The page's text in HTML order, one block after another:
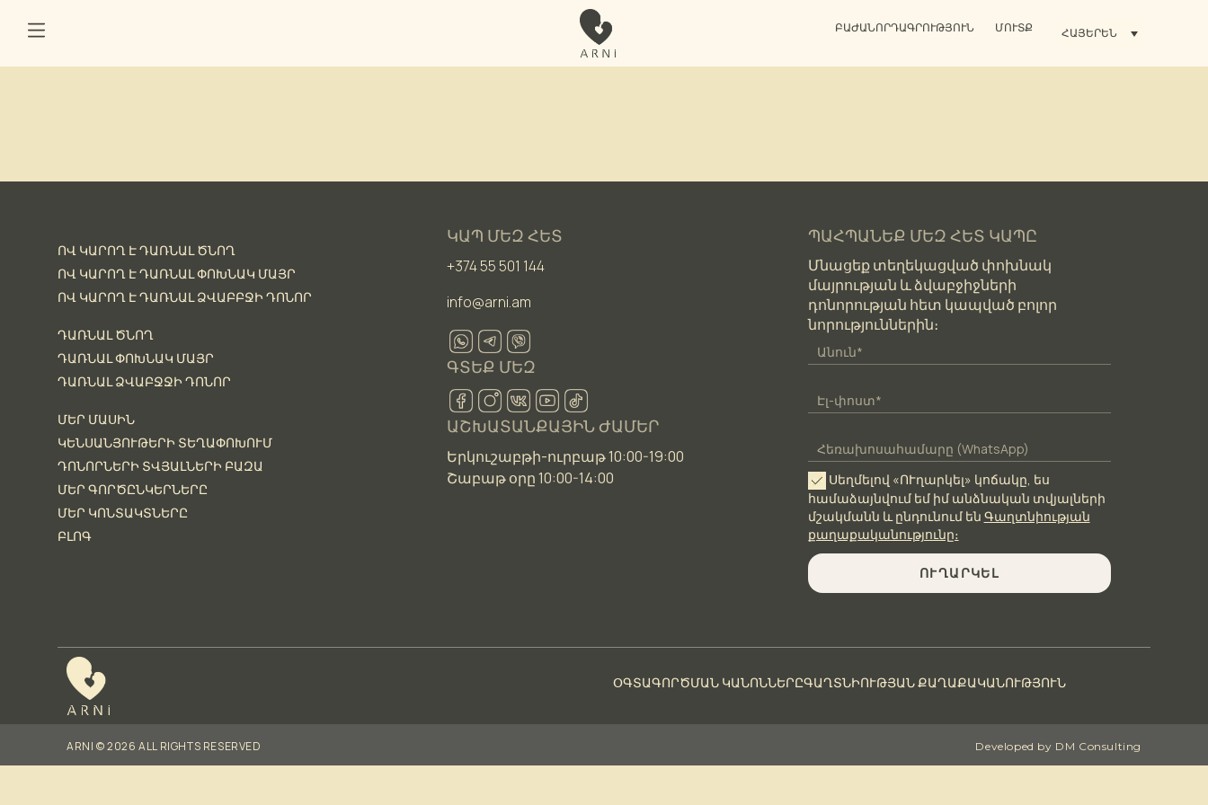
ԲԱԺԱՆՈՐԴԱԳՐՈՒԹՅՈՒՆ ՄՈՒՏՔ ՀԱՅԵՐԵՆ
ՈՎ ԿԱՐՈՂ Է ԴԱՌՆԱԼ ԾՆՈՂ
ՈՎ ԿԱՐՈՂ Է ԴԱՌՆԱԼ ՓՈԽՆԱԿ ՄԱՅՐ
ՈՎ ԿԱՐՈՂ Է ԴԱՌՆԱԼ ՁՎԱԲԲՋԻ ԴՈՆՈՐ
ԴԱՌՆԱԼ ԾՆՈՂ
ԴԱՌՆԱԼ ՓՈԽՆԱԿ ՄԱՅՐ
ԴԱՌՆԱԼ ՁՎԱԲՋՋԻ ԴՈՆՈՐ
ՄԵՐ ՄԱՍԻՆ
ԿԵՆՍԱՆՅՈՒԹԵՐԻ ՏԵՂԱՓՈԽՈՒՄ
ԴՈՆՈՐՆԵՐԻ ՏՎՅԱԼՆԵՐԻ ԲԱԶԱ
ՄԵՐ ԳՈՐԾԸՆԿԵՐՆԵՐԸ
ՄԵՐ ԿՈՆՏԱԿՏՆԵՐԸ
ԲԼՈԳ
ԿԱՊ ՄԵԶ ՀԵՏ
+374 55 501 144
info@arni.am
ԳՏԵՔ ՄԵԶ
ԱՇԽԱՏԱՆՔԱՅԻՆ ԺԱՄԵՐ
Երկուշաբթի-ուրբաթ 10:00-19:00
Շաբաթ օրը 10:00-14:00
ՊԱՀՊԱՆԵՔ ՄԵԶ ՀԵՏ ԿԱՊԸ
Մնացեք տեղեկացված փոխնակ
մայրության և ձվաբջիջների
դոնորության հետ կապված բոլոր
նորություններին։
Սեղմելով «ՈՒղարկել» կոճակը, ես
համաձայնվում եմ իմ անձնական տվյալների
մշակմանն և ընդունում են Գաղտնիության
քաղաքականությունը։
ՈՒՂԱՐԿԵԼ
ՕԳՏԱԳՈՐԾՄԱՆ ԿԱՆՈՆՆԵՐԸԳԱՂՏՆԻՈՒԹՅԱՆ ՔԱՂԱՔԱԿԱՆՈՒԹՅՈՒՆ
ARNI © 2026 ALL RIGHTS RESERVED Developed by DM Consulting